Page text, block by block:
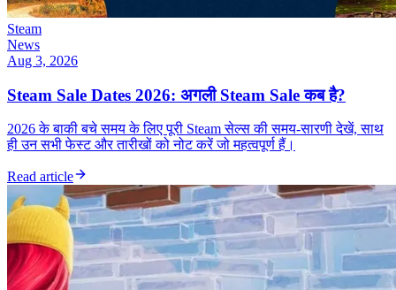
Steam
News
Aug 3, 2026
Steam Sale Dates 2026: अगली Steam Sale कब है?
2026 के बाकी बचे समय के लिए पूरी Steam सेल्स की समय-सारणी देखें, साथ
ही उन सभी फेस्ट और तारीखों को नोट करें जो महत्वपूर्ण हैं।
Read article